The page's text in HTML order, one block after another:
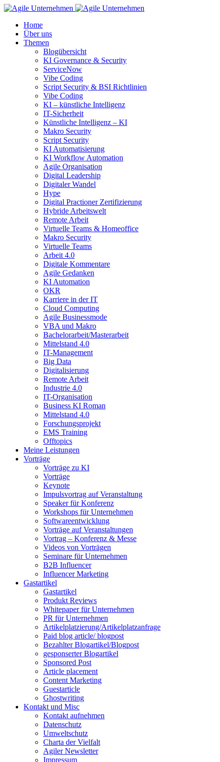
Home
Über uns
Themen
Blogübersicht
KI Governance & Security
ServiceNow
Vibe Coding
Script Security & BSI Richtlinien
Vibe Coding
KI – künstliche Intelligenz
IT-Sicherheit
Künstliche Intelligenz – KI
Makro Security
Script Security
KI Automatisierung
KI Workflow Automation
Agile Organisation
Digital Leadership
Digitaler Wandel
Hype
Digital Practioner Zertifizierung
Hybride Arbeitswelt
Remote Arbeit
Virtuelle Teams & Homeoffice
Makro Security
Virtuelle Teams
Arbeit 4.0
Digitale Kommentare
Agile Gedanken
KI Automation
OKR
Karriere in der IT
Cloud Computing
Agile Businessmode
VBA und Makro
Bachelorarbeit/Masterarbeit
Mittelstand 4.0
IT-Management
Big Data
Digitalisierung
Remote Arbeit
Industrie 4.0
IT-Organisation
Business KI Roman
Mittelstand 4.0
Forschungsprojekt
EMS Training
Offtopics
Meine Leistungen
Vorträge
Vorträge zu KI
Vorträge
Keynote
Impulsvortrag auf Veranstaltung
Speaker für Konferenz
Workshops für Unternehmen
Softwareentwicklung
Vorträge auf Veranstaltungen
Vortrag – Konferenz & Messe
Videos von Vorträgen
Seminare für Unternehmen
B2B Influencer
Influencer Marketing
Gastartikel
Gastartikel
Produkt Reviews
Whitepaper für Unternehmen
PR für Unternehmen
Artikelplatzierung/Artikelplatzanfrage
Paid blog article/ blogpost
Bezahlter Blogartikel/Blogpost
gesponserter Blogartikel
Sponsored Post
Article placement
Content Marketing
Guestarticle
Ghostwriting
Kontakt und Misc
Kontakt aufnehmen
Datenschutz
Umweltschutz
Charta der Vielfalt
Agiler Newsletter
Impressum